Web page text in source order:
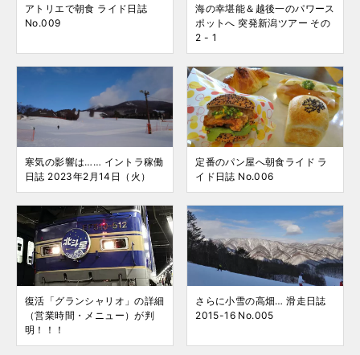
アトリエで朝食 ライド日誌
No.009
海の幸堪能＆越後一のパワース
ポットへ 突発新潟ツアー その
2 - 1
寒気の影響は…… イントラ稼働
日誌 2023年2月14日（火）
定番のパン屋へ朝食ライド ラ
イド日誌 No.006
復活「グランシャリオ」の詳細
（営業時間・メニュー）が判
明！！！
さらに小雪の高畑… 滑走日誌
2015-16 No.005